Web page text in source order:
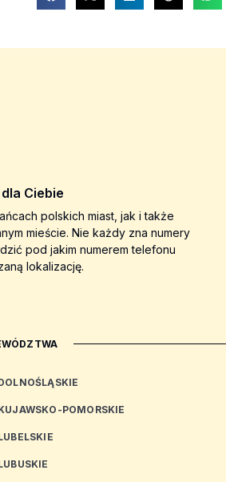
Ciebie
polskich miast, jak i także
mieście. Nie każdy zna numery
pod jakim numerem telefonu
lokalizację.
POMORSKIE